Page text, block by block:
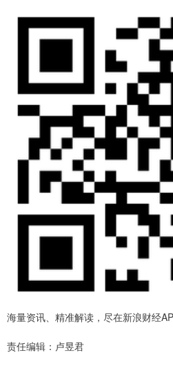
海量资讯、精准解读，尽在新浪财经
责任编辑：卢昱君